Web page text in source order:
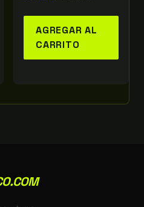
AGREGAR AL
CARRITO